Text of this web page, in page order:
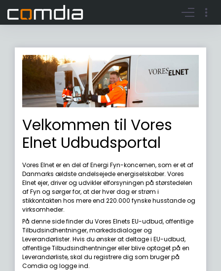
Go to login Register account
Velkommen til Vores
Elnet Udbudsportal
Vores Elnet er en del af Energi Fyn-koncernen, som er et af
Danmarks ældste andelsejede energiselskaber. Vores
Elnet ejer, driver og udvikler elforsyningen på størstedelen
af Fyn og sørger for, at der hver dag er strøm i
stikkontakten hos mere end 220.000 fynske husstande og
virksomheder.
På denne side finder du Vores Elnets EU-udbud, offentlige
Tilbudsindhentninger, markedsdialoger og
Leverandørlister. Hvis du ønsker at deltage i EU-udbud,
offentlige Tilbudsindhentninger eller blive optaget på en
Leverandørliste, skal du registrere dig som bruger på
Comdia og logge ind.